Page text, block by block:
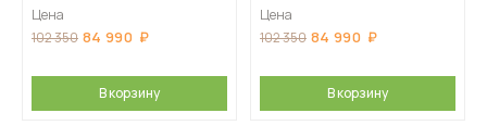
Цена
102 350 84 990
В корзину
Цена
102 350 84 990
В корзину